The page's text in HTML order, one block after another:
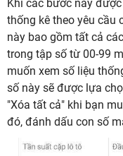
Khi các bước này
thống kê theo yêu cầu
này bao gồm tất cả
trong tập số từ 00-99
muốn xem số liệu
số này sẽ được lựa
"Xóa tất cả" khi bạn
đó, đánh dấu con số